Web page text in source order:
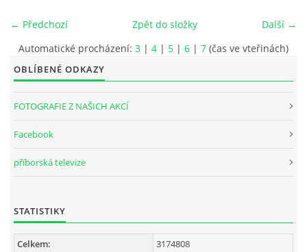
← Předchozí Další →
Zpět do složky
Automatické procházení: 3 | 4 | 5 | 6 | 7 (čas ve vteřinách)
OBLÍBENÉ ODKAZY
FOTOGRAFIE Z NAŠICH AKCÍ
Facebook
příborská televize
STATISTIKY
Celkem: 3174808